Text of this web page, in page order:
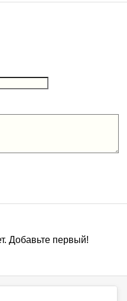
Добавьте первый!